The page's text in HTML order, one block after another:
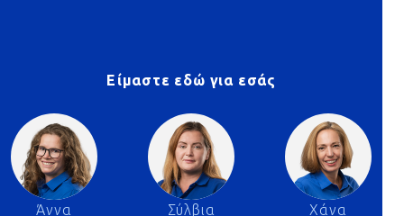
Είμαστε εδώ για εσάς
Άννα Σύλβια Χάνα